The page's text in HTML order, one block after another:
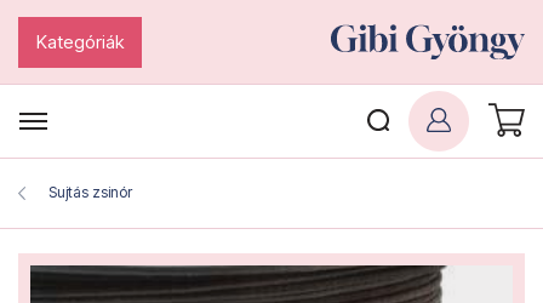
Kategóriák
Sujtás zsinór